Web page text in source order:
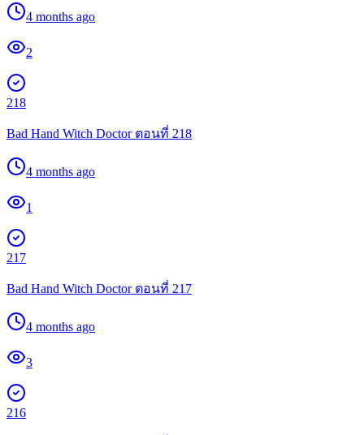
4 months ago
2
218
Bad Hand Witch Doctor ตอนที่ 218
4 months ago
1
217
Bad Hand Witch Doctor ตอนที่ 217
4 months ago
3
216